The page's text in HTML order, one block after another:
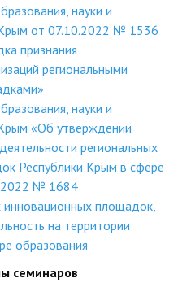
науки и
от 07.10.2022 № 1536
признания
региональными
науки и
«Об утверждении
региональных
Республики Крым в сфере
№ 1684
инновационных площадок,
на территории
образования
семинаров